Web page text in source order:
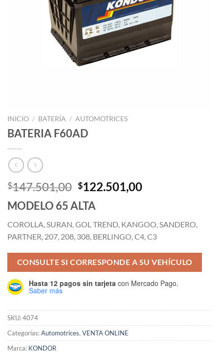
INICIO / BATERÍA / AUTOMOTRICES
BATERIA F60AD
$147.501,00 Original
price
was:
$147.501,00.
$122.501,00Current
$122.501,00.
MODELO 65 ALTA
COROLLA, SURAN, GOL TREND, KANGOO, SANDERO,
PARTNER, 207, 208, 308, BERLINGO, C4, C3
CONSULTE SI CORRESPONDE A SU VEHÍCULO
Hasta 12 pagos sin tarjeta con Mercado Pago.
Saber más
SKU:4074
Categorías:Automotrices, VENTA ONLINE
Marca: KONDOR